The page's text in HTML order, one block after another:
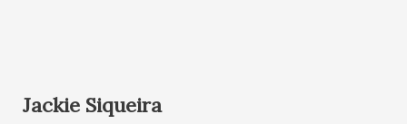
Jackie Siqueira